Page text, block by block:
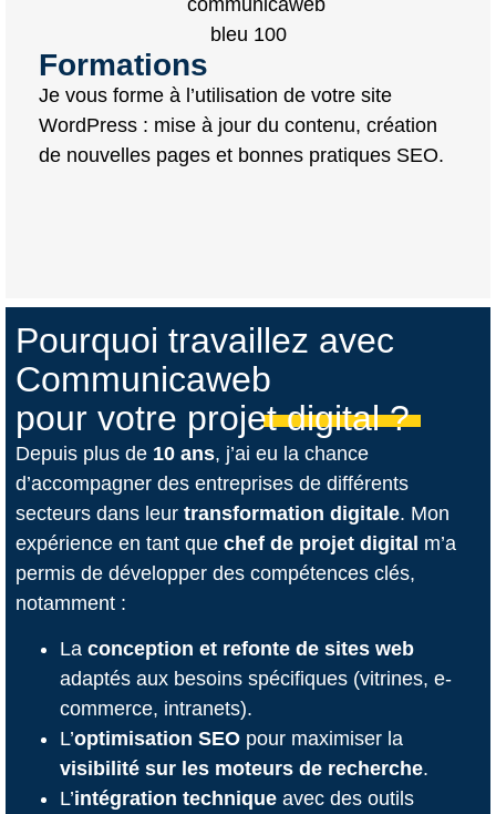
Formations
Je vous forme à l’utilisation de votre site
WordPress : mise à jour du contenu, création
de nouvelles pages et bonnes pratiques SEO.
Pourquoi travaillez avec
Communicaweb
pour votre projet digital ?
Depuis plus de 10 ans, j’ai eu la chance
d’accompagner des entreprises de différents
secteurs dans leur transformation digitale. Mon
expérience en tant que chef de projet digital m’a
permis de développer des compétences clés,
notamment :
La conception et refonte de sites web
adaptés aux besoins spécifiques (vitrines, e-
commerce, intranets).
L’optimisation SEOpour maximiser la
visibilité sur les moteurs de recherche.
L’intégration techniqueavec des outils